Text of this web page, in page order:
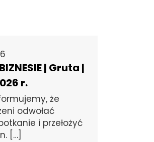
| Gruta |
r.
że
odwołać
i przełożyć
[…]